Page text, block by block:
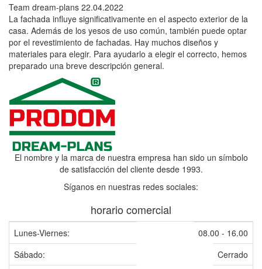
Team dream-plans 22.04.2022
La fachada influye significativamente en el aspecto exterior de la
casa. Además de los yesos de uso común, también puede optar
por el revestimiento de fachadas. Hay muchos diseños y
materiales para elegir. Para ayudarlo a elegir el correcto, hemos
preparado una breve descripción general.
El nombre y la marca de nuestra empresa han sido un símbolo
de satisfacción del cliente desde 1993.
Síganos en nuestras redes sociales:
horario comercial
Lunes-Viernes:
08.00 - 16.00
Sábado:
Cerrado